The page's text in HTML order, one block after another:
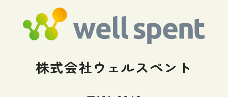
株式会社ウェルスペント